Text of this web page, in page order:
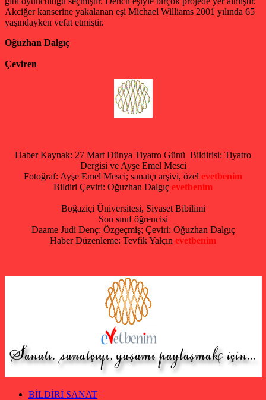
Akciğer kanserine yakalanan eşi Michael Williams 2001 yılında 65
yaşındayken vefat etmiştir.
Oğuzhan Dalgıç
Çeviren
Haber Kaynak: 27 Mart Dünya Tiyatro Günü Bildirisi: Tiyatro
Dergisi ve Ayşe Emel Mesci
Fotoğraf: Ayşe Emel Mesci; sanatçı arşivi, özel evetbenim
Bildiri Çeviri: Oğuzhan Dalgıç evetbenim
Boğaziçi Üniversitesi, Siyaset Bibilimi
Son sınıf öğrencisi
Daame Judi Denç: Özgeçmiş; Çeviri: Oğuzhan Dalgıç
Haber Düzenleme: Tevfik Yalçın evetbenim
BİLDİRİ SANAT